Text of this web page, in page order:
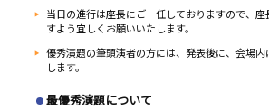
当日の進行は座長にご一任しておりますので、座
すよう宜しくお願いいたします。
優秀演題の筆頭演者の方には、発表後に、会場
します。
最優秀演題について